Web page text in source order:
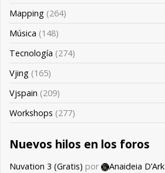
Mapping (264)
Música (148)
Tecnología (274)
Vjing (165)
Vjspain (209)
Workshops (277)
Nuevos hilos en los foros
Nuvation 3 (Gratis) por
Anaideia D’Ark